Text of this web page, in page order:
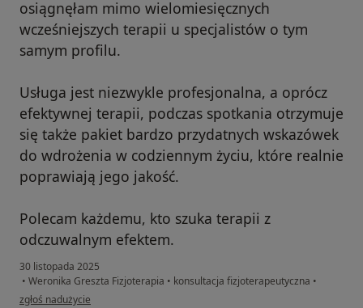
osiągnęłam mimo wielomiesięcznych
wcześniejszych terapii u specjalistów o tym
samym profilu.
Usługa jest niezwykle profesjonalna, a oprócz
efektywnej terapii, podczas spotkania otrzymuje
się także pakiet bardzo przydatnych wskazówek
do wdrożenia w codziennym życiu, które realnie
poprawiają jego jakość.
Polecam każdemu, kto szuka terapii z
odczuwalnym efektem.
30 listopada 2025
• Weronika Greszta Fizjoterapia • konsultacja fizjoterapeutyczna •
w opinii użytkownika Karolina
zgłoś nadużycie